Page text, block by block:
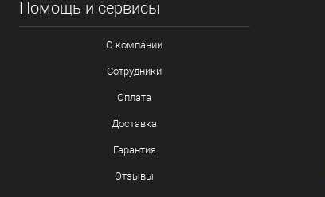
Помощь и сервисы
О компании
Сотрудники
Оплата
Доставка
Гарантия
Отзывы